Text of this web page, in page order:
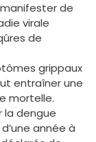
de
virale
de
grippaux
entraîner une
mortelle.
la dengue
année à